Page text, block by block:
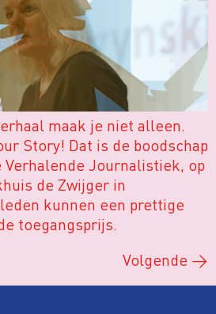
maak je niet alleen.
Story! Dat is de boodschap
Journalistiek, op
de Zwijger in
kunnen een prettige
toegangsprijs.
Volgende →